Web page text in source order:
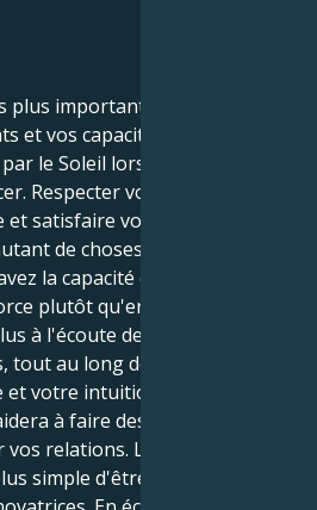
importants, y compris vos
et vos capacités créatives,
le Soleil lorsqu'il se trouve
Respecter votre monde
satisfaire vos besoins, et
de choses cruciales à faire
la capacité de transformer
plutôt qu'en faiblesse, et
à l'écoute de vos envies et
tout au long de cette période,
votre intuition sont à leur
à faire des choix
relations. Lorsque le Soleil
simple d'être sincère et de